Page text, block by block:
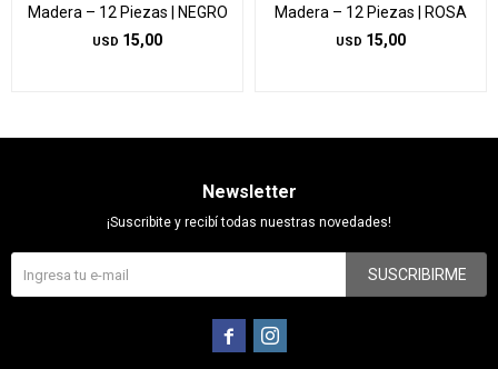
Madera – 12 Piezas | NEGRO
USD 15,00
Madera – 12 Piezas | ROSA
USD 15,00
Newsletter
¡Suscribite y recibí todas nuestras novedades!
SUSCRIBIRME
 